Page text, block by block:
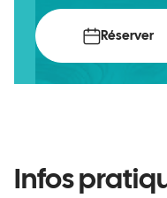
Réserver
Infos